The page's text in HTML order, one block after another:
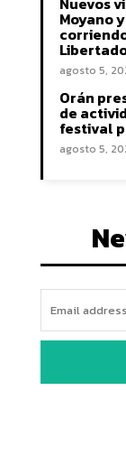
Moyano
agosto 5,
Orán
de
festival
agosto 5,